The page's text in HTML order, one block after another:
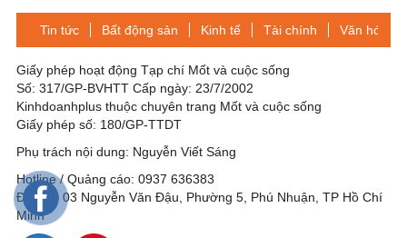
Tin tức Bất động sản Kinh tế Tài chính Văn hóa-
Giấy phép hoạt động Tạp chí Mốt và cuộc sống
Số: 317/GP-BVHTT Cấp ngày: 23/7/2002
Kinhdoanhplus thuộc chuyên trang Mốt và cuộc sống
Giấy phép số: 180/GP-TTDT
Phụ trách nội dung: Nguyễn Viết Sáng
Hotline / Quảng cáo: 0937 636383
Địa chỉ: 03 Nguyễn Văn Đậu, Phường 5, Phú Nhuận, TP Hồ Chí
Minh